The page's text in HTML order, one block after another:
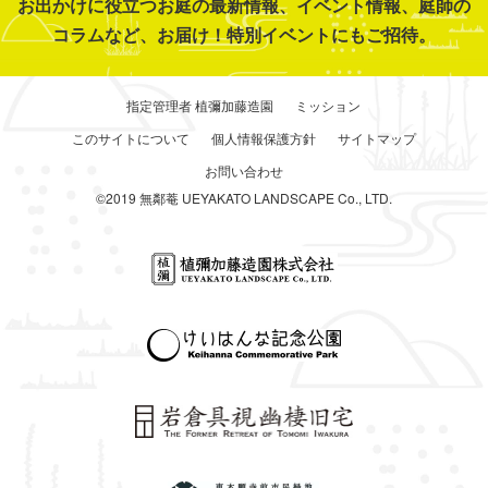
コラムなど、お届け！特別イベントにもご招待。
指定管理者 植彌加藤造園
ミッション
このサイトについて
個人情報保護方針
サイトマップ
お問い合わせ
©2019 無鄰菴 UEYAKATO LANDSCAPE Co., LTD.